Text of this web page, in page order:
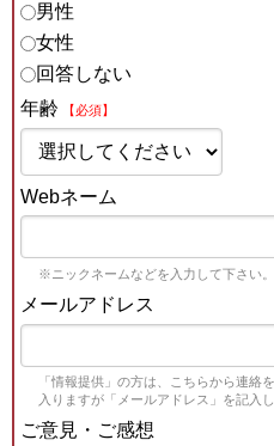
男性
女性
回答しない
年齢
【必須】
Webネーム
※ニックネームなどを入力して下さい。
メールアドレス
「情報提供」の方は、こちらから連絡
入りますが「メールアドレス」を記入
ご意見・ご感想